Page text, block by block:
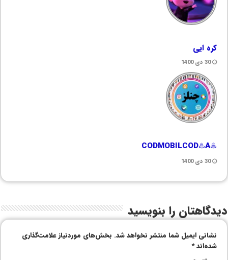
کره ایی
30 دی 1400
♨️CODMOBILCOD♨️A
30 دی 1400
دیدگاهتان را بنویسید
نشانی ایمیل شما منتشر نخواهد شد. بخش‌های موردنیاز علامت‌گذاری
شده‌اند*